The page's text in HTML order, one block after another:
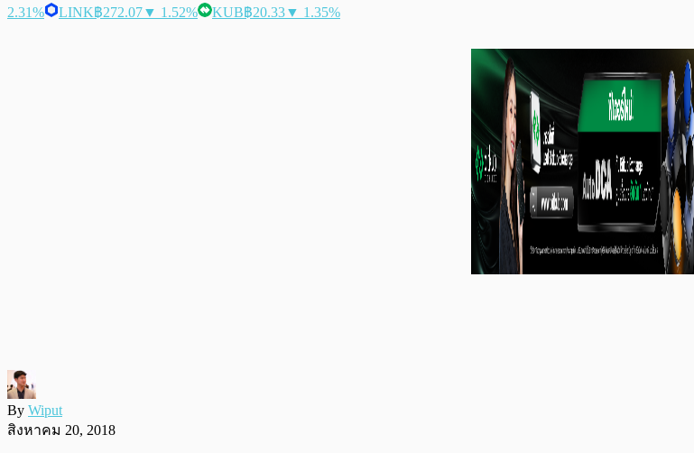
2.31%
LINK฿272.07▼ 1.52% KUB฿20.33▼ 1.35%
By Wiput
สิงหาคม 20, 2018